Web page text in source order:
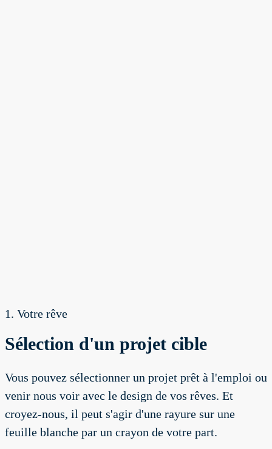
1. Votre rêve
Sélection d'un projet cible
Vous pouvez sélectionner un projet prêt à l'emploi ou
venir nous voir avec le design de vos rêves. Et
croyez-nous, il peut s'agir d'une rayure sur une
feuille blanche par un crayon de votre part.